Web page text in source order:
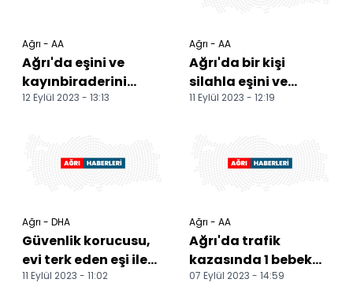
Ağrı - AA
Ağrı'da eşini ve
kayınbiraderini
silahla öldüren
12 Eylül 2023 - 13:13
Ağrı - AA
Ağrı'da bir kişi
silahla eşini ve
kayınbiraderini
11 Eylül 2023 - 12:19
Ağrı - DHA
Güvenlik korucusu,
evi terk eden eşi ile
kayınbiraderini
11 Eylül 2023 - 11:02
Ağrı - AA
Ağrı'da trafik
kazasında 1 bebek
öldü, 6 kişi yaralandı
07 Eylül 2023 - 14:59